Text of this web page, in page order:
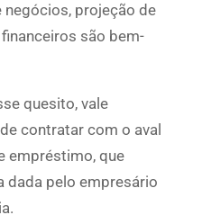
projeção de
são bem-
quesito, vale
contratar com o aval
empréstimo, que
dada pelo empresário